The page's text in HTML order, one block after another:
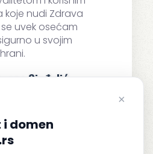
nudi Zdrava
uvek osećam
u svojim
Sinđelić
×
domen